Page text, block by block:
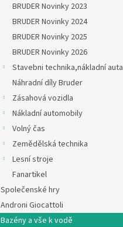
BRUDER Novinky 2023
BRUDER Novinky 2024
BRUDER Novinky 2025
BRUDER Novinky 2026
Stavebni technika,nákladní auta
Náhradní díly Bruder
Zásahová vozidla
Nákladní automobily
Volný čas
Zemědělská technika
Lesní stroje
Fanartikel
Společenské hry
Androni Giocattoli
Bazény a vše k vodě